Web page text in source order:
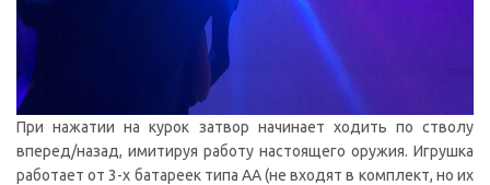
При нажатии на курок затвор начинает ходить по стволу
вперед/назад, имитируя работу настоящего оружия. Игрушка
работает от 3-х батареек типа АА (не входят в комплект, но их